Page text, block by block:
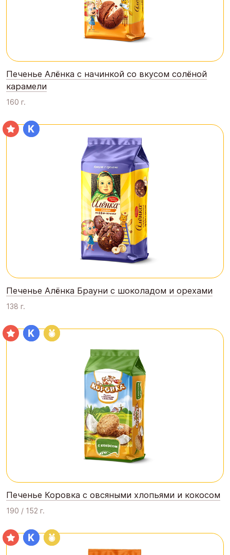
Печенье Алёнка с начинкой со вкусом солёной
карамели
160 г.
Печенье Алёнка Брауни с шоколадом и орехами
138 г.
Печенье Коровка с овсяными хлопьями и кокосом
190 / 152 г.